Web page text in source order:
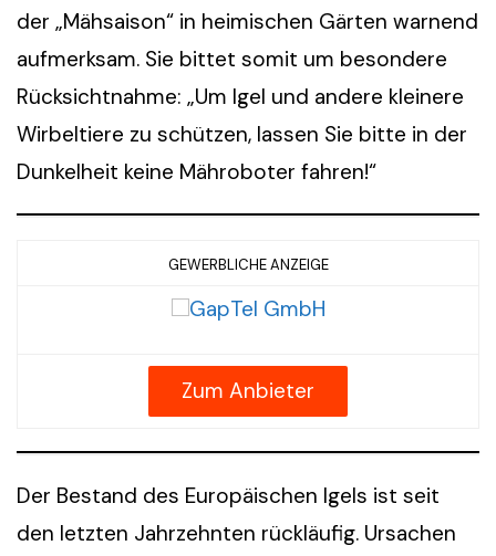
der „Mähsaison“ in heimischen Gärten warnend
aufmerksam. Sie bittet somit um besondere
Rücksichtnahme: „Um Igel und andere kleinere
Wirbeltiere zu schützen, lassen Sie bitte in der
Dunkelheit keine Mähroboter fahren!“
GEWERBLICHE ANZEIGE
Zum Anbieter
Der Bestand des Europäischen Igels ist seit
den letzten Jahrzehnten rückläufig. Ursachen